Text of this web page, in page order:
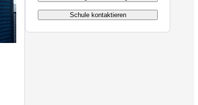
Schule kontaktieren